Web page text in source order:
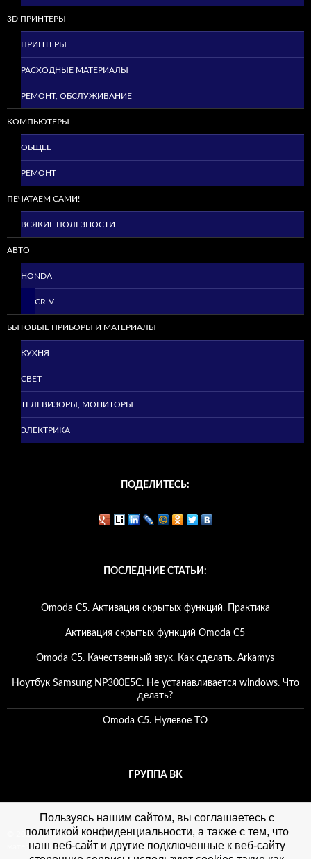
3D ПРИНТЕРЫ
ПРИНТЕРЫ
РАСХОДНЫЕ МАТЕРИАЛЫ
РЕМОНТ, ОБСЛУЖИВАНИЕ
КОМПЬЮТЕРЫ
ОБЩЕЕ
РЕМОНТ
ПЕЧАТАЕМ САМИ!
ВСЯКИЕ ПОЛЕЗНОСТИ
АВТО
HONDA
CR-V
БЫТОВЫЕ ПРИБОРЫ И МАТЕРИАЛЫ
КУХНЯ
СВЕТ
ТЕЛЕВИЗОРЫ, МОНИТОРЫ
ЭЛЕКТРИКА
ПОДЕЛИТЕСЬ:
ПОСЛЕДНИЕ СТАТЬИ:
Omoda C5. Активация скрытых функций. Практика
Активация скрытых функций Omoda C5
Omoda C5. Качественный звук. Как сделать. Arkamys
Ноутбук Samsung NP300E5C. Не устанавливается windows. Что
делать?
Omoda C5. Нулевое ТО
ГРУППА ВК
© 2026 Игорь Чувакин. Все права защищены. При использовании
материалов сайта, ссылка на сайт обязательна. Политика
Пользуясь нашим сайтом, вы соглашаетесь с
политикой конфиденциальности, а также с тем, что
наш веб-сайт и другие подключенные к веб-сайту